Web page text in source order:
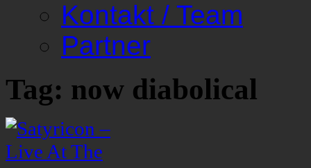
Kontakt / Team
Partner
Tag: now diabolical